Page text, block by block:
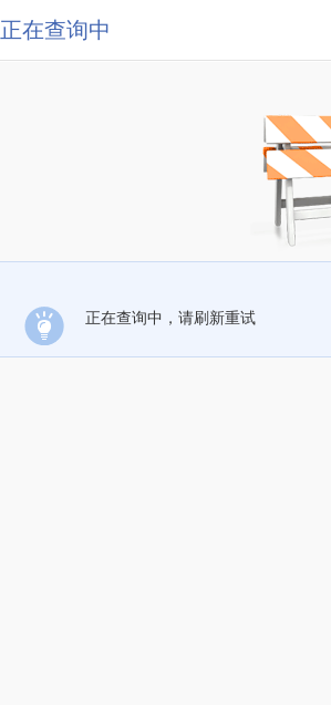
正在查询中
正在查询中，请刷新重试